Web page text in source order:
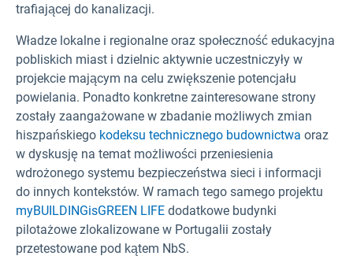
trafiającej do kanalizacji.
Władze lokalne i regionalne oraz społeczność edukacyjna
pobliskich miast i dzielnic aktywnie uczestniczyły w
projekcie mającym na celu zwiększenie potencjału
powielania. Ponadto konkretne zainteresowane strony
zostały zaangażowane w zbadanie możliwych zmian
hiszpańskiego kodeksu technicznego budownictwa oraz
w dyskusję na temat możliwości przeniesienia
wdrożonego systemu bezpieczeństwa sieci i informacji
do innych kontekstów. W ramach tego samego projektu
myBUILDINGisGREEN LIFE dodatkowe budynki
pilotażowe zlokalizowane w Portugalii zostały
przetestowane pod kątem NbS.